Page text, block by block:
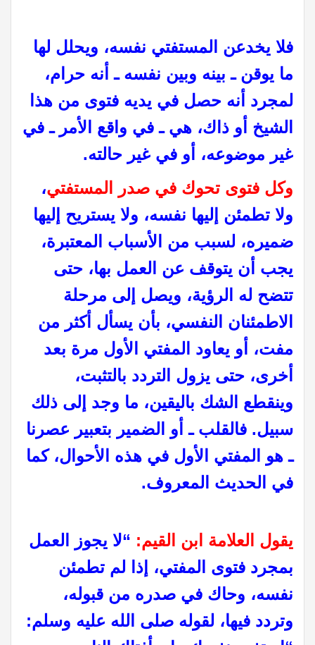
فلا يخدعن المستفتي نفسه، ويحلل لها
ما يوقن ـ بينه وبين نفسه ـ أنه حرام،
لمجرد أنه حصل في يديه فتوى من هذا
الشيخ أو ذاك، هي ـ في واقع الأمر ـ في
غير موضوعه، أو في غير حالته.
وكل فتوى تحوك في صدر المستفتي،
ولا تطمئن إليها نفسه، ولا يستريح إليها
ضميره، لسبب من الأسباب المعتبرة،
يجب أن يتوقف عن العمل بها، حتى
تتضح له الرؤية، ويصل إلى مرحلة
الاطمئنان النفسي، بأن يسأل أكثر من
مفت، أو يعاود المفتي الأول مرة بعد
أخرى، حتى يزول التردد بالتثبت،
وينقطع الشك باليقين، ما وجد إلى ذلك
سبيل. فالقلب ـ أو الضمير بتعبير عصرنا
ـ هو المفتي الأول في هذه الأحوال، كما
في الحديث المعروف.
يقول العلامة ابن القيم: “لا يجوز العمل
بمجرد فتوى المفتي، إذا لم تطمئن
نفسه، وحاك في صدره من قبوله،
وتردد فيها، لقوله صلى الله عليه وسلم: